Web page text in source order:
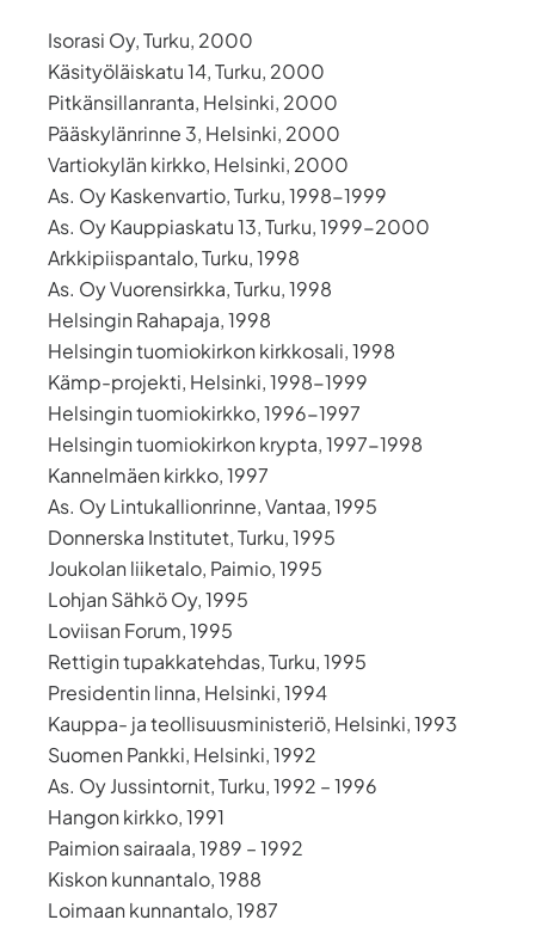
Isorasi Oy, Turku, 2000
Käsityöläiskatu 14, Turku, 2000
Pitkänsillanranta, Helsinki, 2000
Pääskylänrinne 3, Helsinki, 2000
Vartiokylän kirkko, Helsinki, 2000
As. Oy Kaskenvartio, Turku, 1998-1999
As. Oy Kauppiaskatu 13, Turku, 1999-2000
Arkkipiispantalo, Turku, 1998
As. Oy Vuorensirkka, Turku, 1998
Helsingin Rahapaja, 1998
Helsingin tuomiokirkon kirkkosali, 1998
Kämp-projekti, Helsinki, 1998-1999
Helsingin tuomiokirkko, 1996-1997
Helsingin tuomiokirkon krypta, 1997-1998
Kannelmäen kirkko, 1997
As. Oy Lintukallionrinne, Vantaa, 1995
Donnerska Institutet, Turku, 1995
Joukolan liiketalo, Paimio, 1995
Lohjan Sähkö Oy, 1995
Loviisan Forum, 1995
Rettigin tupakkatehdas, Turku, 1995
Presidentin linna, Helsinki, 1994
Kauppa- ja teollisuusministeriö, Helsinki, 1993
Suomen Pankki, Helsinki, 1992
As. Oy Jussintornit, Turku, 1992 – 1996
Hangon kirkko, 1991
Paimion sairaala, 1989 – 1992
Kiskon kunnantalo, 1988
Loimaan kunnantalo, 1987